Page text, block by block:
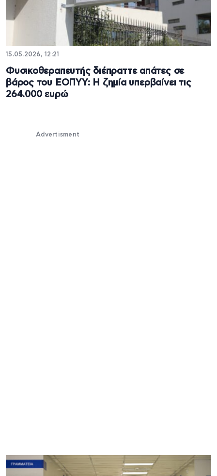
15.05.2026, 12:21
Φυσικοθεραπευτής διέπραττε απάτες σε
βάρος του ΕΟΠΥΥ: Η ζημία υπερβαίνει τις
264.000 ευρώ
Advertisment